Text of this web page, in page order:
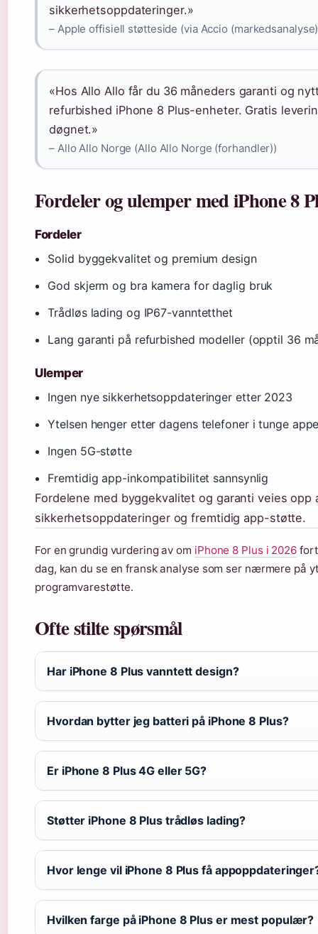
sikkerhetsoppdateringer.»
– Apple offisiell støtteside (via Accio
«Hos Allo Allo får du 36 måneders garanti og
refurbished iPhone 8 Plus-enheter. Gratis
døgnet.»
– Allo Allo Norge (Allo Allo Norge (forhandler))
Fordeler og ulemper med iPhone 8
Fordeler
Solid byggekvalitet og premium design
God skjerm og bra kamera for daglig bruk
Trådløs lading og IP67-vanntetthet
Lang garanti på refurbished modeller (opptil 36
Ulemper
Ingen nye sikkerhetsoppdateringer etter 2023
Ytelsen henger etter dagens telefoner i tunge
Ingen 5G-støtte
Fremtidig app-inkompatibilitet sannsynlig
Fordelene med byggekvalitet og garanti veies opp
sikkerhetsoppdateringer og fremtidig app-støtte.
For en grundig vurdering av om iPhone 8 Plus i 2026
dag, kan du se en fransk analyse som ser nærmere på
programvarestøtte.
Ofte stilte spørsmål
Har iPhone 8 Plus vanntett design?
Hvordan bytter jeg batteri på iPhone 8 Plus?
Er iPhone 8 Plus 4G eller 5G?
Støtter iPhone 8 Plus trådløs lading?
Hvor lenge vil iPhone 8 Plus få
Hvilken farge på iPhone 8 Plus er mest populær?